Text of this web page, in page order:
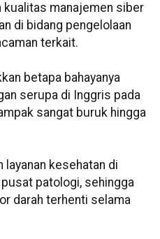
kualitas manajemen siber
di bidang pengelolaan
terkait.
betapa bahayanya
serupa di Inggris pada
sangat buruk hingga
layanan kesehatan di
patologi, sehingga
darah terhenti selama